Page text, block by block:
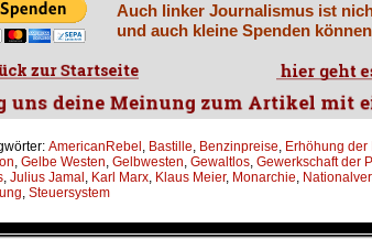
Auch linker Journalismus ist
und auch kleine Spenden
AmericanRebel , Bastille, Benzinpreise, Erhöhung
, Gelbe Westen, Gelbwesten, Gewaltlos, Gewerkschaft der
, Julius Jamal , Karl Marx, Klaus Meier, Monarchie,
, Steuersystem